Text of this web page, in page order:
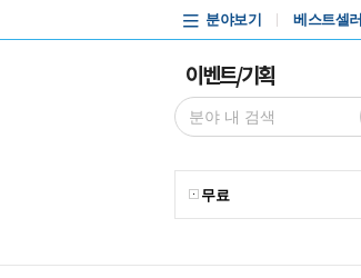
분야보기 베스트셀러
이벤트/기획
무료